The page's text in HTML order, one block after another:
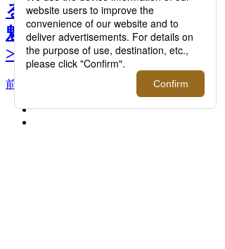
る人の言葉やストーリーも
魅力的なアイテムを特集。
>>
前へ